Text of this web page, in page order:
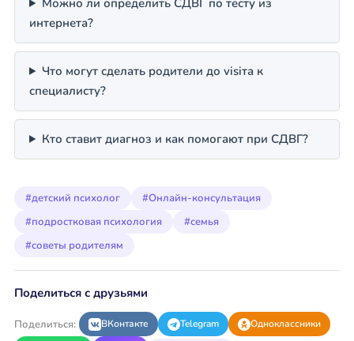
Можно ли определить СДВГ по тесту из
интернета?
Что могут сделать родители до visiта к
специалисту?
Кто ставит диагноз и как помогают при СДВГ?
#детский психолог
#Онлайн-консультация
#подростковая психология
#семья
#советы родителям
Поделиться с друзьями
Поделиться: ВКонтакте Telegram
Одноклассники